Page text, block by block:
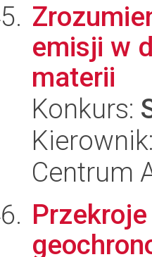
emisji w
materii
Konkurs:
Centrum